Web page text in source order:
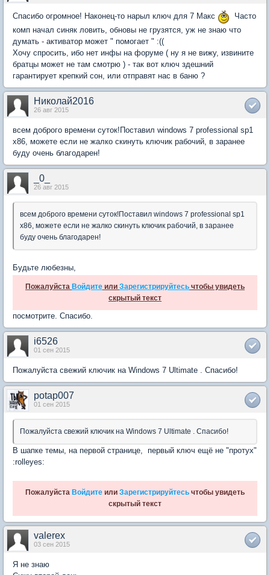
Спасибо огромное! Наконец-то нарыл ключ для 7 Макс
Часто
комп начал синяк ловить, обновы не грузятся, уж не знаю что
думать - активатор может " помогает " :((
Хочу спросить, ибо нет инфы на форуме ( ну я не вижу, извините
братцы может не там смотрю ) - так вот ключ здешний
гарантирует крепкий сон, или отправят нас в баню ?
Николай2016
26 авг 2015
всем доброго времени суток!Поставил windows 7 professional sp1
x86, можете если не жалко скинуть ключик рабочий, в заранее
буду очень благодарен!
_0_
26 авг 2015
всем доброго времени суток!Поставил windows 7 professional sp1
x86, можете если не жалко скинуть ключик рабочий, в заранее
буду очень благодарен!
Будьте любезны,
Пожалуйста Войдите или Зарегистрируйтесь чтобы увидеть
скрытый текст
посмотрите. Спасибо.
i6526
01 сен 2015
Пожалуйста свежий ключик на Windows 7 Ultimate . Спасибо!
potap007
01 сен 2015
Пожалуйста свежий ключик на Windows 7 Ultimate . Спасибо!
В шапке темы, на первой странице, первый ключ ещё не "протух"
:rolleyes:
Пожалуйста Войдите или Зарегистрируйтесь чтобы увидеть
скрытый текст
valerex
03 сен 2015
Я не знаю